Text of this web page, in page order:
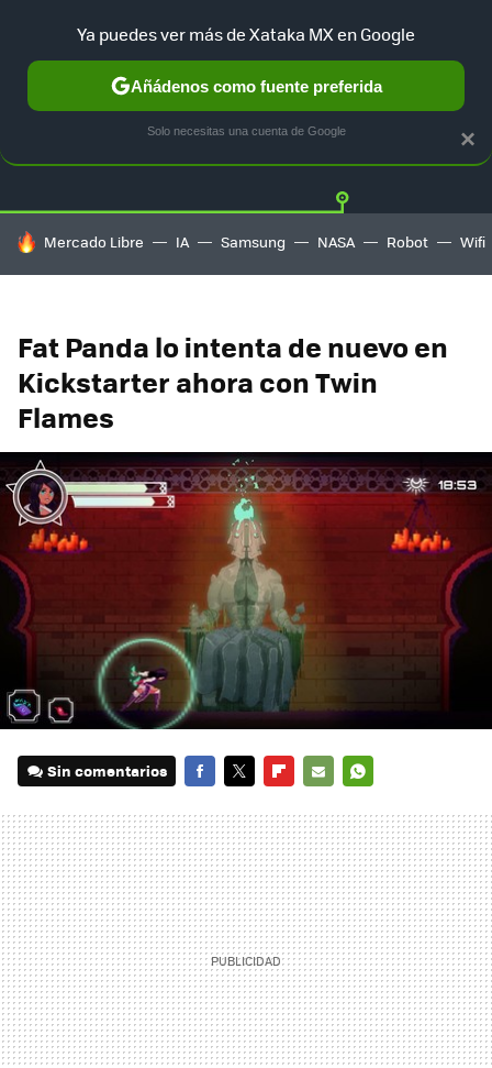
Twitter
HOY SE HABLA DE
Mercado Libre IA Samsung NASA Robot Wifi
Fat Panda lo intenta de nuevo en
Kickstarter ahora con Twin
Flames
Sin comentarios
MAIL
×
Ya puedes ver más de Xataka MX en Google
Añádenos como fuente preferida
Solo necesitas una cuenta de Google